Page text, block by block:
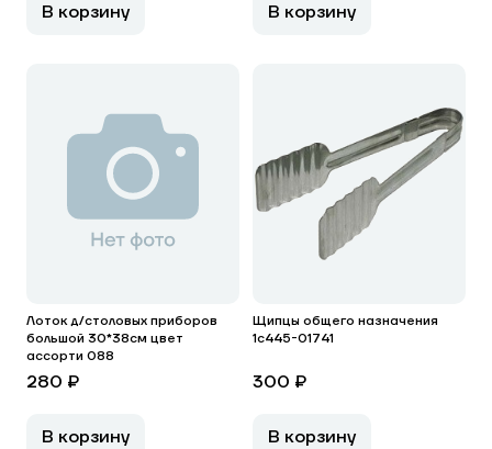
В корзину В корзину
Лоток д/столовых приборов
большой 30*38см цвет
ассорти 088
280 ₽
В корзину
Щипцы общего назначения
1с445-01741
300 ₽
В корзину